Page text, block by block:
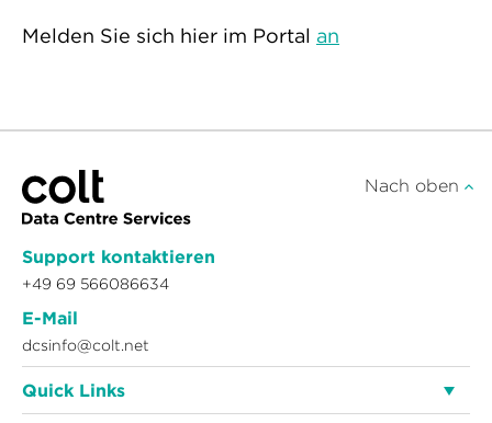
Melden Sie sich hier im Portal an
Support kontaktieren
+49 69 566086634
E-Mail
dcsinfo@colt.net
Nach oben
Quick Links